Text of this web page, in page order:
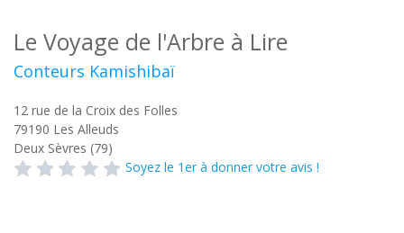
Le Voyage de l'Arbre à Lire
Conteurs Kamishibaï
12 rue de la Croix des Folles
79190 Les Alleuds
Deux Sèvres (79)
Soyez le 1er à donner votre avis !